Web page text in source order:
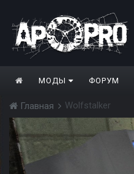
МОДЫ ФОРУМ
Главная Wolfstalker